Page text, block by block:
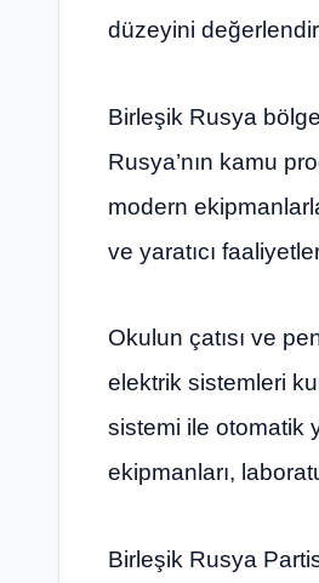
düzeyini
Birleşik Rusya
Rusya’nın kamu
modern
ve yaratıcı
Okulun çatısı ve
elektrik sistemleri
sistemi ile otomatik
ekipmanları,
Birleşik Rusya